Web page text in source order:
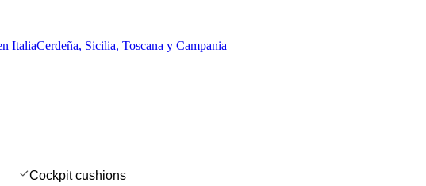
ItaliaCerdeña, Sicilia, Toscana y Campania
Cockpit cushions